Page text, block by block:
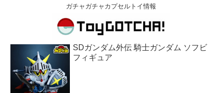
ガチャガチャカプセルトイ情報
SDガンダム外伝 騎士ガンダム ソフビ
フィギュア